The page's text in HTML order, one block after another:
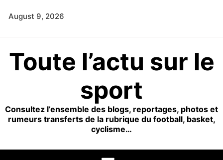
August 9, 2026
Toute l’actu sur le
sport
Consultez l’ensemble des blogs, reportages, photos et
rumeurs transferts de la rubrique du football, basket,
cyclisme…